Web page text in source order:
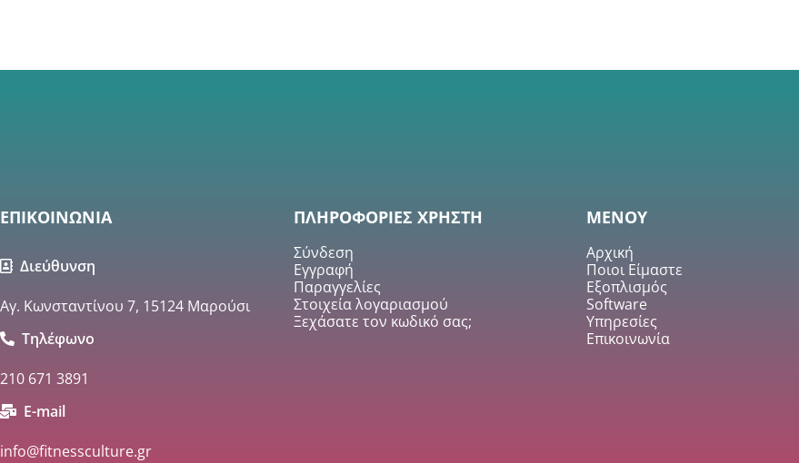
ΕΠΙΚΟΙΝΩΝΙΑ
Διεύθυνση
Αγ. Κωνσταντίνου 7, 15124 Μαρούσι
Τηλέφωνο
210 671 3891
E-mail
info@fitnessculture.gr
ΠΛΗΡΟΦΟΡΙΕΣ ΧΡΗΣΤΗ
Σύνδεση
Εγγραφή
Παραγγελίες
Στοιχεία λογαριασμού
Ξεχάσατε τον κωδικό σας;
ΜΕΝΟΥ
Αρχική
Ποιοι Είμαστε
Εξοπλισμός
Software
Υπηρεσίες
Επικοινωνία